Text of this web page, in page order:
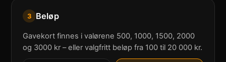
3 Beløp
Gavekort finnes i valørene 500, 1000, 1500, 2000
og 3000 kr – eller valgfritt beløp fra 100 til 20 000 kr.